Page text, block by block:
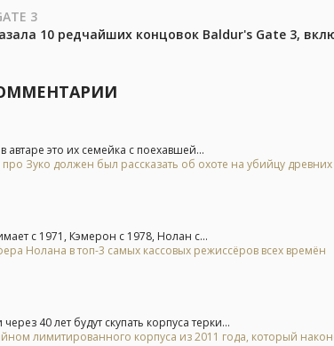
3
10 редчайших концовок Baldur's Gate 3,
это их семейка с поехавшей...
Зуко должен был рассказать об охоте на убийцу
с 1971, Кэмерон с 1978, Нолан с...
Нолана в топ-3 самых кассовых режиссёров всех времён
40 лет будут скупать корпуса терки...
лимитированного корпуса из 2011 года, который